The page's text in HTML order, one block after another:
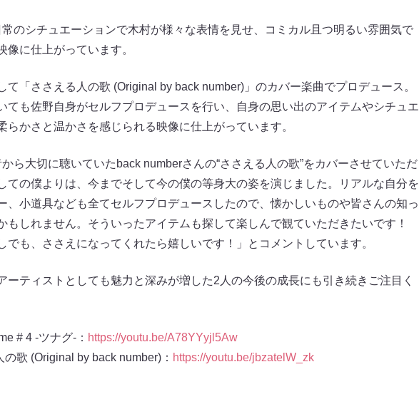
のシチュエーションで木村が様々な表情を見せ、コミカル且つ明るい雰囲気で
に仕上がっています。
て「ささえる人の歌 (Original by back number)」のカバー楽曲でプロデュース。
ても佐野自身がセルフプロデュースを行い、自身の思い出のアイテムやシチュエ
かさと温かさを感じられる映像に仕上がっています。
ら大切に聴いていたback numberさんの“ささえる人の歌”をカバーさせていただ
ての僕よりは、今までそして今の僕の等身大の姿を演じました。リアルな自分を
、小道具なども全てセルフプロデュースしたので、懐かしいものや皆さんの知っ
もしれません。そういったアイテムも探して楽しんで観ていただきたいです！
でも、ささえになってくれたら嬉しいです！」とコメントしています。
ーティストとしても魅力と深みが増した2人の今後の成長にも引き続きご注目く
# 4 -ツナグ-： https://youtu.be/A78YYyjl5Aw
歌 (Original by back number)： https://youtu.be/jbzatelW_zk